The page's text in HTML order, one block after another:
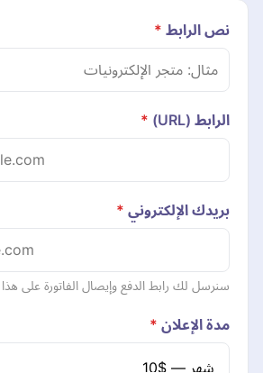
الحقل (لا تملأه):
نص الرابط *
الرابط (URL) *
بريدك الإلكتروني *
سنرسل لك رابط الدفع وإيصال الفاتورة على هذا
مدة الإعلان *